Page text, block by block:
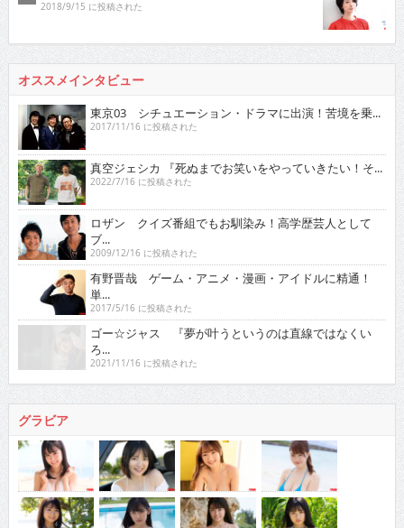
2018/9/15 に投稿された
オススメインタビュー
東京03 シチュエーション・ドラマに出演！苦境を乗...
2017/11/16 に投稿された
真空ジェシカ 『死ぬまでお笑いをやっていきたい！そ...
2022/7/16 に投稿された
ロザン クイズ番組でもお馴染み！高学歴芸人として
ブ...
2009/12/16 に投稿された
有野晋哉 ゲーム・アニメ・漫画・アイドルに精通！
単...
2017/5/16 に投稿された
ゴー☆ジャス 『夢が叶うというのは直線ではなくい
ろ...
2021/11/16 に投稿された
グラビア